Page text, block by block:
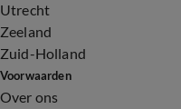
Utrecht
Zeeland
Zuid-Holland
Voorwaarden
Over ons